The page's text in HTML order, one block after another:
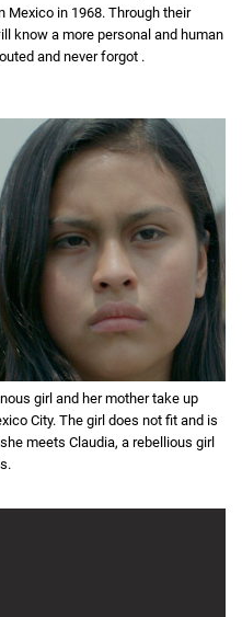
Mexico in 1968. Through their
know a more personal and human
and never forgot .
girl and her mother take up
City. The girl does not fit and is
meets Claudia, a rebellious girl